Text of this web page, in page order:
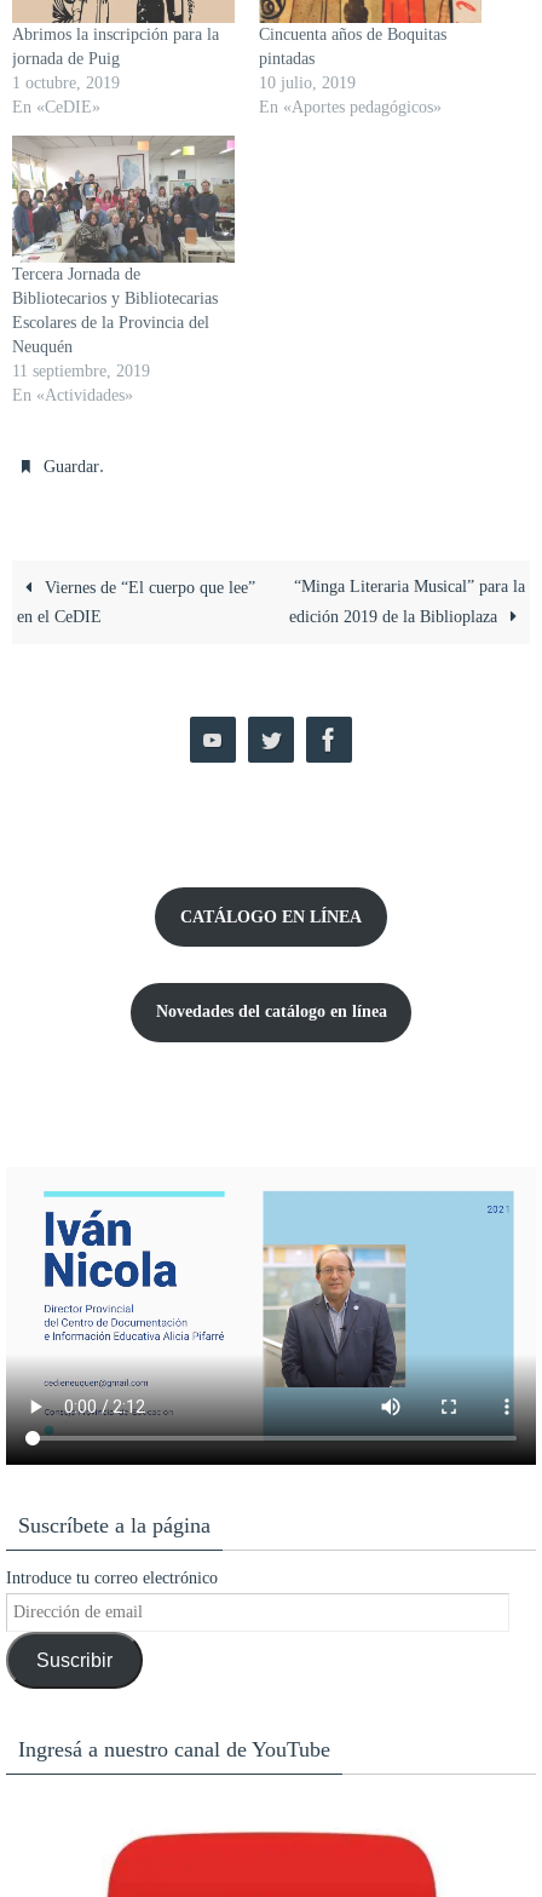
Abrimos la inscripción para la
jornada de Puig
1 octubre, 2019
En «CeDIE»
Cincuenta años de Boquitas
pintadas
10 julio, 2019
En «Aportes pedagógicos»
Tercera Jornada de
Bibliotecarios y Bibliotecarias
Escolares de la Provincia del
Neuquén
11 septiembre, 2019
En «Actividades»
Guardar.
Viernes de “El cuerpo que lee”
en el CeDIE
“Minga Literaria Musical” para la
edición 2019 de la Biblioplaza
CATÁLOGO EN LÍNEA
Novedades del catálogo en línea
Suscríbete a la página
Introduce tu correo electrónico
Dirección
de
emailSuscribir
Ingresá a nuestro canal de YouTube